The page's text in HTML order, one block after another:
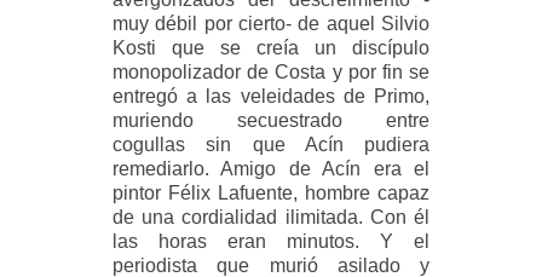
muy débil por cierto- de aquel Silvio
Kosti que se creía un discípulo
monopolizador de Costa y por fin se
entregó a las veleidades de Primo,
muriendo secuestrado entre
cogullas sin que Acín pudiera
remediarlo. Amigo de Acín era el
pintor Félix Lafuente, hombre capaz
de una cordialidad ilimitada. Con él
las horas eran minutos. Y el
periodista que murió asilado y